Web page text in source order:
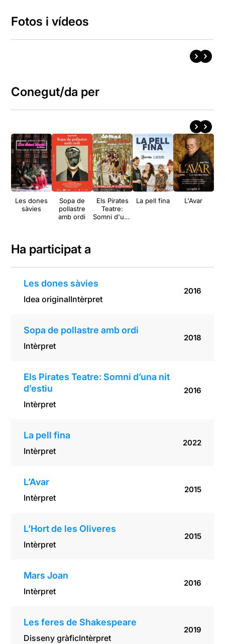
Fotos i vídeos
Conegut/da per
Les dones
sàvies
Sopa de
pollastre
amb ordi
Els Pirates
Teatre:
Somni d'una
La pell fina L'Avar
Ha participat a
Les dones sàvies
Idea originalIntèrpret
2016
Sopa de pollastre amb ordi
Intèrpret
2018
Els Pirates Teatre: Somni d’una nit
d’estiu
Intèrpret
2016
La pell fina
Intèrpret
2022
L’Avar
Intèrpret
2015
L’Hort de les Oliveres
Intèrpret
2015
Mars Joan
Intèrpret
2016
Les feres de Shakespeare
Disseny gràficIntèrpret
2019